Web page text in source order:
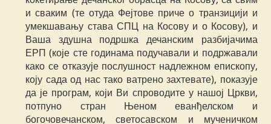
и сваким (те отуда Фејтове приче о транзицији и
умекшавању става СПЦ на Косову и о Косову), и
Ваша здушна подршка дечанским разбијачима
ЕРП (које сте годинама подучавали и подржавали
како се отказује послушност надлежном епископу,
коју сада од нас тако ватрено захтевате), показује
да је програм, који Ви спроводите у нашој Цркви,
потпуно стран Њеном еванђелском и
богочовечанском, светосавском и мученичком